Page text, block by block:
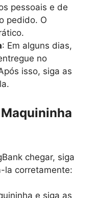
pessoais e de
pedido. O
: Em alguns dias,
no
isso, siga as
chegar, siga
la corretamente:
e siga as